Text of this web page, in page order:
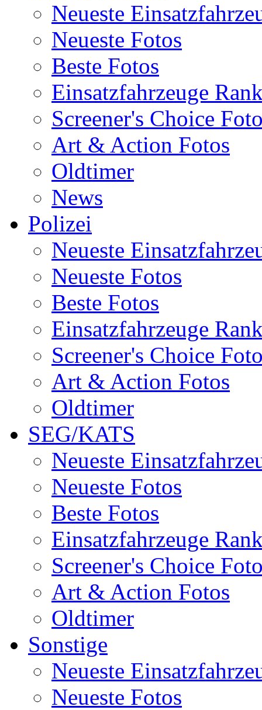
Neueste
Neueste Fotos
Beste Fotos
Einsatzfahrzeuge
Screener's Choice
Art & Action Fotos
Oldtimer
News
Polizei
Neueste
Neueste Fotos
Beste Fotos
Einsatzfahrzeuge
Screener's Choice
Art & Action Fotos
Oldtimer
SEG/KATS
Neueste
Neueste Fotos
Beste Fotos
Einsatzfahrzeuge
Screener's Choice
Art & Action Fotos
Oldtimer
Sonstige
Neueste
Neueste Fotos